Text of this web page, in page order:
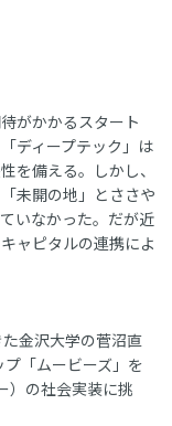
がかかるスタート
ディープテック」は
を備える。しかし、
未開の地」とささや
いなかった。だが近
ャピタルの連携によ
金沢大学の菅沼直
「ムービーズ」を
）の社会実装に挑